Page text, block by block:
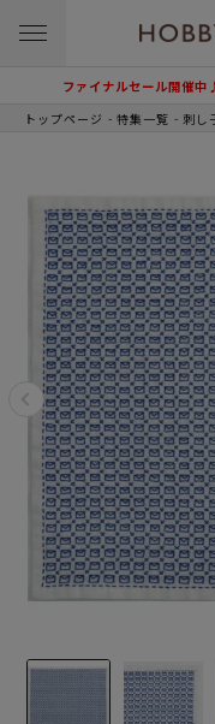
ファイナルセール開催
トップページ 特集一覧 刺し